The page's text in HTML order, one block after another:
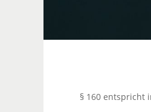
§ 160 entspricht